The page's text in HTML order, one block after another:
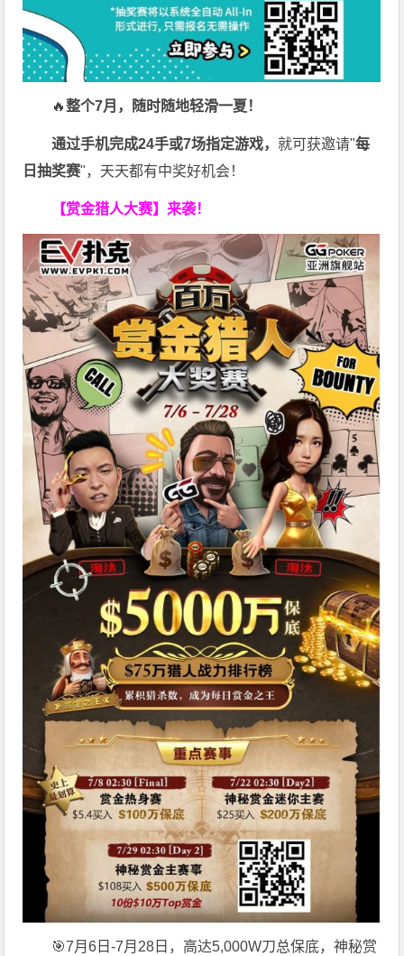
🔥整个7月，随时随地轻滑一夏！
通过手机完成24手或7场指定游戏，就可获邀请"每
日抽奖赛"，天天都有中奖好机会！
【赏金猎人大赛】来袭！
🎯7月6日-7月28日，高达5,000W刀总保底，神秘赏